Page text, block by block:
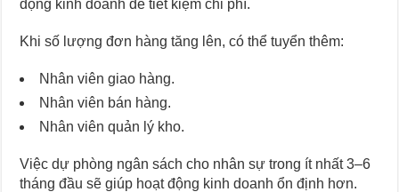
động kinh doanh để tiết kiệm chi phí.
Khi số lượng đơn hàng tăng lên, có thể tuyển thêm:
Nhân viên giao hàng.
Nhân viên bán hàng.
Nhân viên quản lý kho.
Việc dự phòng ngân sách cho nhân sự trong ít nhất 3–6
tháng đầu sẽ giúp hoạt động kinh doanh ổn định hơn.